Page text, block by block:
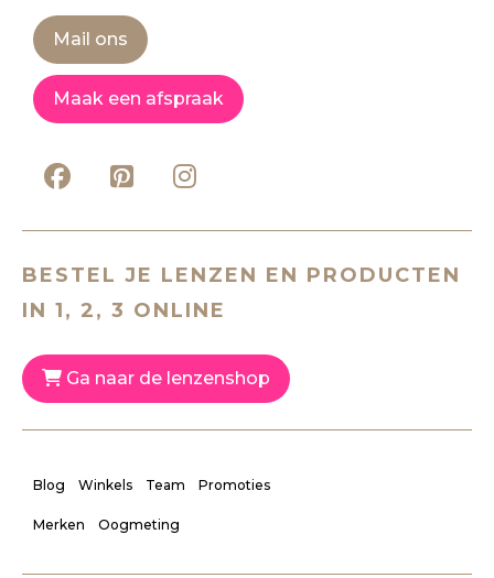
Mail ons
Maak een afspraak
BESTEL JE LENZEN EN PRODUCTEN
IN 1, 2, 3 ONLINE
Ga naar de lenzenshop
Blog Winkels Team Promoties
Merken Oogmeting